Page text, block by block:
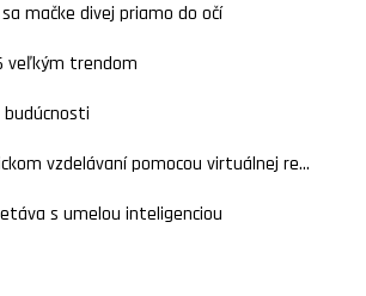
mačke divej priamo do očí
veľkým trendom
budúcnosti
vzdelávaní pomocou virtuálnej re...
s umelou inteligenciou